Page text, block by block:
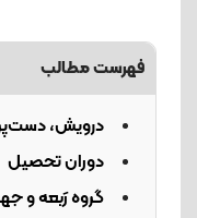
فهرست مطالب
درویش،
دوران تحصیل
گروه رَبعه و